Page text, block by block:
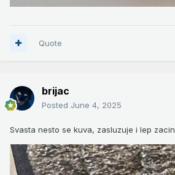
Quote
brijac
Posted June 4, 2025
Svasta nesto se kuva, zasluzuje i lep zacin